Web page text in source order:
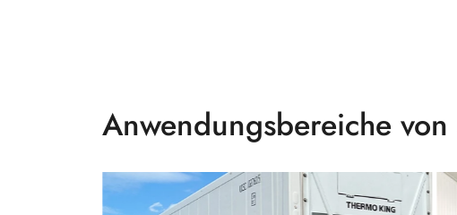
Anwendungsbereiche von